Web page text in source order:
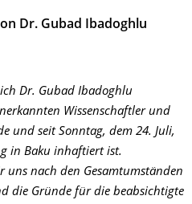
Dr. Gubad Ibadoghlu
Dr. Gubad Ibadoghlu
Wissenschaftler und
und seit Sonntag, dem 24. Juli,
in Baku inhaftiert ist.
uns nach den Gesamtumständen
die Gründe für die beabsichtigte